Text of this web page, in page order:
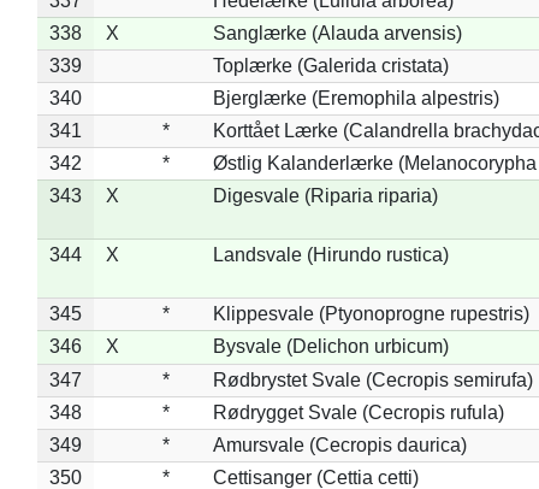
338
X
Sanglærke (Alauda arvensis)
339
Toplærke (Galerida cristata)
340
Bjerglærke (Eremophila alpestris)
341
*
Korttået Lærke (Calandrella
342
*
Østlig Kalanderlærke (Melanocorypha
343
X Digesvale (Riparia riparia)
344 X Landsvale (Hirundo rustica)
345 *
Klippesvale (Ptyonoprogne rupestris)
346
X
Bysvale (Delichon urbicum)
347
*
Rødbrystet Svale (Cecropis semirufa)
348
*
Rødrygget Svale (Cecropis rufula)
349
*
Amursvale (Cecropis daurica)
350
*
Cettisanger (Cettia cetti)